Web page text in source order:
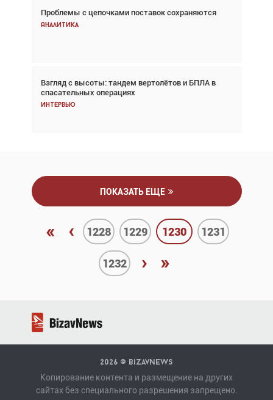
Проблемы с цепочками поставок сохраняются
Аналитика
Взгляд с высоты: тандем вертолётов и БПЛА в
спасательных операциях
Интервью
Впервые с 2024 года глобальный трафик
снижается три недели подряд
Частный самолёт – это актив. Подходите к
покупке соответствующим образом
Интервью
ПОКАЗАТЬ ЕЩЕ
« ‹ 1228 1229 1230 1231
1232 › »
2026 © BizavNews
Копирование контента и размещение на других
сайтах без специального разрешения запрещено.